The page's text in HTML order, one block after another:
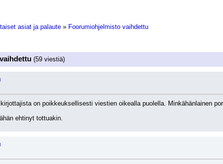
asiat ja palaute » Foorumiohjelmisto vaihdettu
(59 viestiä)
on poikkeuksellisesti viestien oikealla puolella. Minkähänlainen
ehtinyt tottuakin.